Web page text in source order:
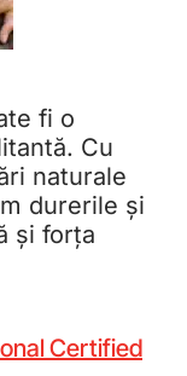
fi o
Cu
naturale
durerile și
și forța
Certified